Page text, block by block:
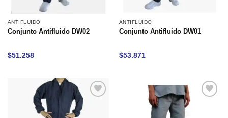
ANTIFLUIDO
Conjunto Antifluido DW02
$51.258
ANTIFLUIDO
Conjunto Antifluido DW01
$53.871